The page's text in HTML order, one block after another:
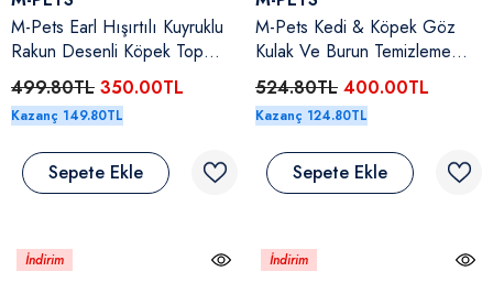
M-Pets Earl Hışırtılı Kuyruklu
Rakun Desenli Köpek Top
Oyuncağı
499.80TL 350.00TL
Kazanç 149.80TL
Sepete Ekle
M-Pets Kedi & Köpek Göz
Kulak Ve Burun Temizleme
Mendili 80 Adet
524.80TL 400.00TL
Kazanç 124.80TL
Sepete Ekle
İndirim İndirim